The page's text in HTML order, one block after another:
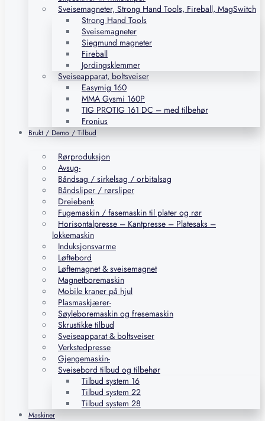
Sveisemagneter, Strong Hand Tools, Fireball, MagSwitch
Strong Hand Tools
Sveisemagneter
Siegmund magneter
Fireball
Jordingsklemmer
Sveiseapparat, boltsveiser
Easymig 160
MMA Gysmi 160P
TIG PROTIG 161 DC – med tilbehør
Fronius
Brukt / Demo / Tilbud
Rørproduksjon
Avsug-
Båndsag / sirkelsag / orbitalsag
Båndsliper / rørsliper
Dreiebenk
Fugemaskin / fasemaskin til plater og rør
Horisontalpresse – Kantpresse – Platesaks –
lokkemaskin
Induksjonsvarme
Løftebord
Løftemagnet & sveisemagnet
Magnetboremaskin
Mobile kraner på hjul
Plasmaskjærer-
Søyleboremaskin og fresemaskin
Skrustikke tilbud
Sveiseapparat & boltsveiser
Verkstedpresse
Gjengemaskin-
Sveisebord tilbud og tilbehør
Tilbud system 16
Tilbud system 22
Tilbud system 28
Maskiner